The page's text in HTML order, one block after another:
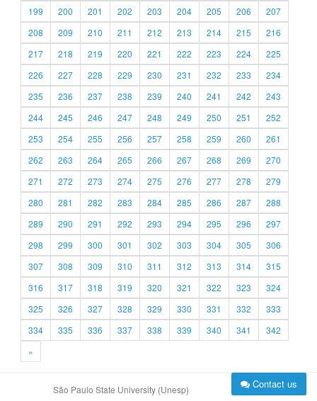
199
200 201 202 203 204 205 206
207
208
209 210 211 212 213 214 215
216
217
218 219 220 221 222 223 224
225
226
227 228 229 230 231 232 233
234
235
236 237 238 239 240 241 242
243
244
245 246 247 248 249 250 251
252
253
254 255 256 257 258 259 260
261
262
263 264 265 266 267 268 269
270
271
272 273 274 275 276 277 278
279
280
281 282 283 284 285 286 287
288
289
290 291 292 293 294 295 296
297
298
299 300 301 302 303 304 305
306
307
308 309 310 311 312 313 314
315
316
317 318 319 320 321 322 323
324
325
326 327 328 329 330 331 332
333
334
335 336 337 338 339 340 341
342
»
São Paulo State University (Unesp) Contact us